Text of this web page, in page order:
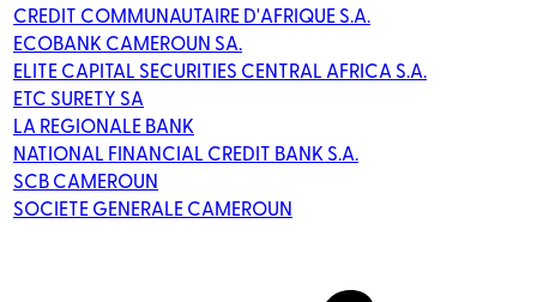
CREDIT COMMUNAUTAIRE D'AFRIQUE S.A.
ECOBANK CAMEROUN SA.
ELITE CAPITAL SECURITIES CENTRAL AFRICA S.A.
ETC SURETY SA
LA REGIONALE BANK
NATIONAL FINANCIAL CREDIT BANK S.A.
SCB CAMEROUN
SOCIETE GENERALE CAMEROUN